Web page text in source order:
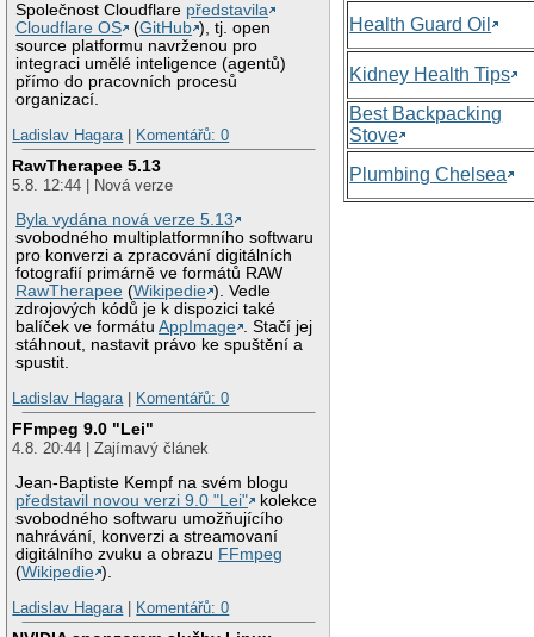
Společnost Cloudflare představila
Cloudflare OS
(GitHub ), tj. open
source platformu navrženou pro
integraci umělé inteligence (agentů)
přímo do pracovních procesů
organizací.
Ladislav Hagara
Komentářů: 0
RawTherapee 5.13
5.8. 12:44 | Nová verze
Byla vydána nová verze 5.13
svobodného multiplatformního softwaru
pro konverzi a zpracování digitálních
fotografií primárně ve formátů RAW
RawTherapee (Wikipedie ). Vedle
zdrojových kódů je k dispozici také
balíček ve formátuAppImage . Stačí jej
stáhnout, nastavit právo ke spuštění a
spustit.
Ladislav Hagara
Komentářů: 0
FFmpeg 9.0 "Lei"
4.8. 20:44 | Zajímavý článek
Jean-Baptiste Kempf na svém blogu
představil novou verzi 9.0 "Lei"
kolekce
svobodného softwaru umožňujícího
nahrávání, konverzi a streamovaní
digitálního zvuku a obrazu FFmpeg
(Wikipedie ).
Ladislav Hagara
Komentářů: 0
Health Guard Oil
Kidney Health Tips
Best Backpacking
Stove
Plumbing Chelsea